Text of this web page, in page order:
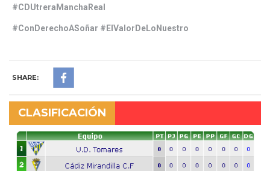
#CDUtreraManchaReal
#ConDerechoASoñar #ElValorDeLoNuestro
SHARE:
CLASIFICACIÓN